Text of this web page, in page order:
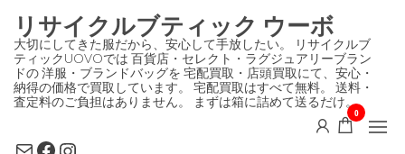
ン
テ
ン
ツ
リサイクルブティック ウーボ
大切にしてきた服だから、安心して手放したい。 リサイクルブ
ティックUOVOでは 百貨店・セレクト・ラグジュアリーブラン
ドの 洋服・ブランドバッグを 宅配買取・店頭買取にて、安心・
納得の価格で買取しています。 宅配買取はすべて無料。 送料・
査定料のご負担はありません。 まずは箱に詰めて送るだけ。
MailFacebook
0